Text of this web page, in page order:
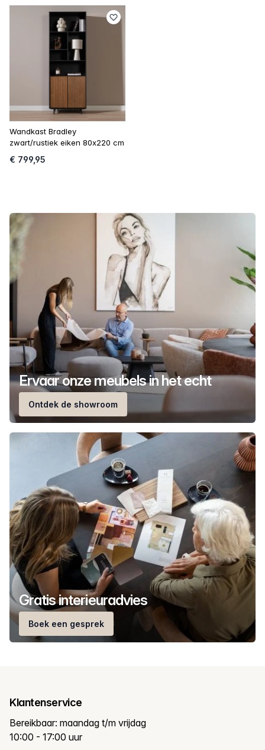
Wandkast Bradley
zwart/rustiek eiken 80x220 cm
€ 799,95
Ervaar onze meubels in het echt
Ontdek de showroom
Gratis interieuradvies
Boek een gesprek
Klantenservice
Bereikbaar: maandag t/m vrijdag
10:00 - 17:00 uur